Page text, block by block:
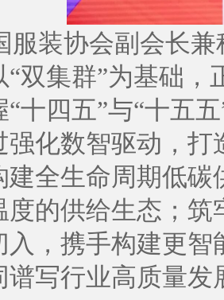
服装协会副会长
“双集群”为基础，
“十四五”与“十五
强化数智驱动，
建全生命周期低
度的供给生态；
入，携手构建更
谱写行业高质量发